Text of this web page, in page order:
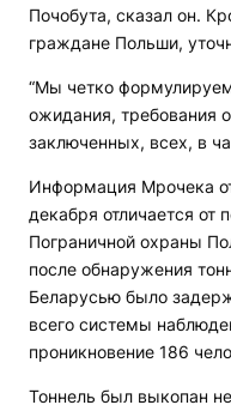
Почобута, сказал он.
граждане Польши,
“Мы четко
ожидания, требования
заключенных, всех, в
Информация Мрочека
декабря отличается от
Пограничной охраны
после обнаружения
Беларусью было
всего системы
проникновение 186
Тоннель был выкопан